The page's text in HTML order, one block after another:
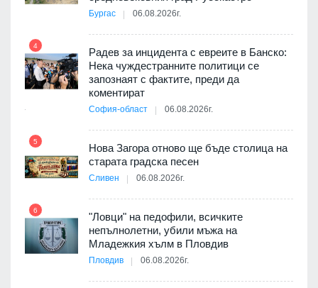
Бургас 06.08.2026г.
4
Радев за инцидента с евреите в Банско:
Нека чуждестранните политици се
запознаят с фактите, преди да
коментират
София-област 06.08.2026г.
5
Нова Загора отново ще бъде столица на
старата градска песен
Сливен 06.08.2026г.
6
"Ловци" на педофили, всичките
непълнолетни, убили мъжа на
Младежкия хълм в Пловдив
Пловдив 06.08.2026г.